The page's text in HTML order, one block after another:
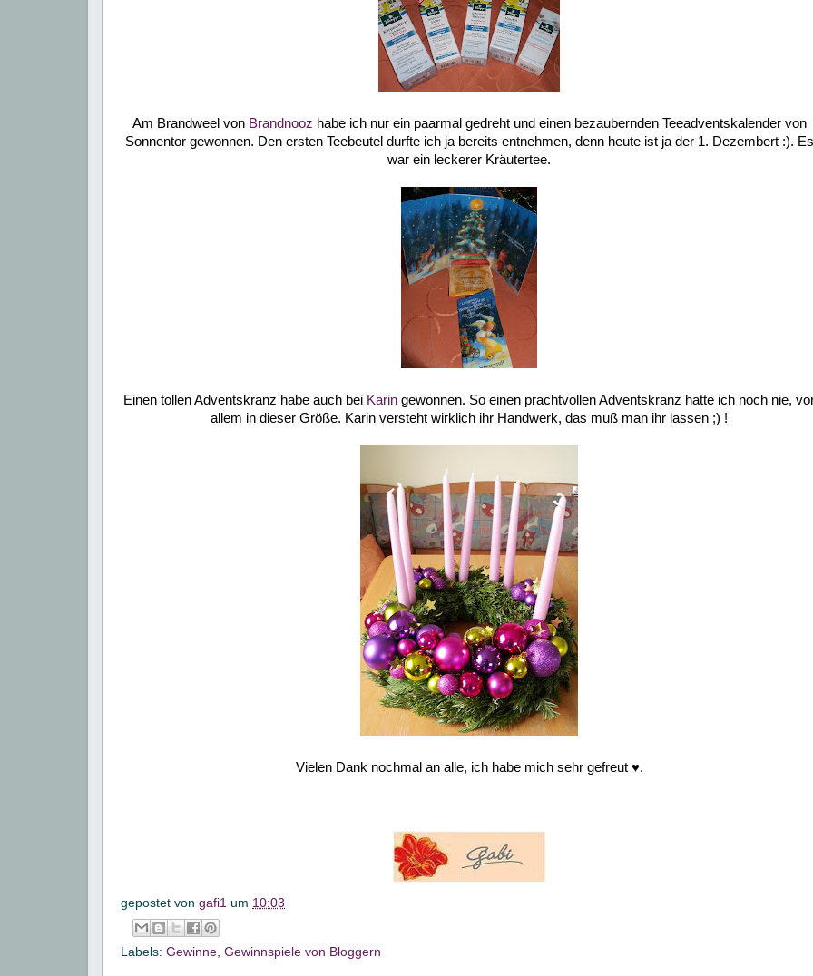
Am Brandweel von Brandnooz habe ich nur ein paarmal gedreht und einen bezaubernden Teeadventskalender von
Sonnentor gewonnen. Den ersten Teebeutel durfte ich ja bereits entnehmen, denn heute ist ja der 1. Dezembert :). Es
war ein leckerer Kräutertee.
Einen tollen Adventskranz habe auch bei Karin gewonnen. So einen prachtvollen Adventskranz hatte ich noch nie,
allem in dieser Größe. Karin versteht wirklich ihr Handwerk, das muß man ihr lassen ;) !
Vielen Dank nochmal an alle, ich habe mich sehr gefreut ♥.
gepostet von gafi1 um 10:03
Labels: Gewinne Gewinnspiele von Bloggern